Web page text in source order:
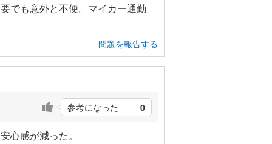
でも意外と不便。マイカー通勤
問題を報告する
参考になった 0
心感が減った。